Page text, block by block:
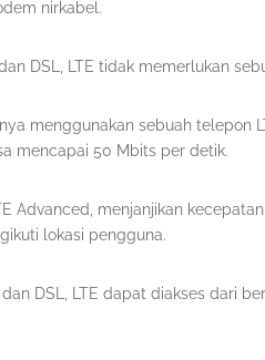
nirkabel.
DSL, LTE tidak memerlukan
menggunakan sebuah telepon
mencapai 50 Mbits per detik.
Advanced, menjanjikan
lokasi pengguna.
DSL, LTE dapat diakses dari